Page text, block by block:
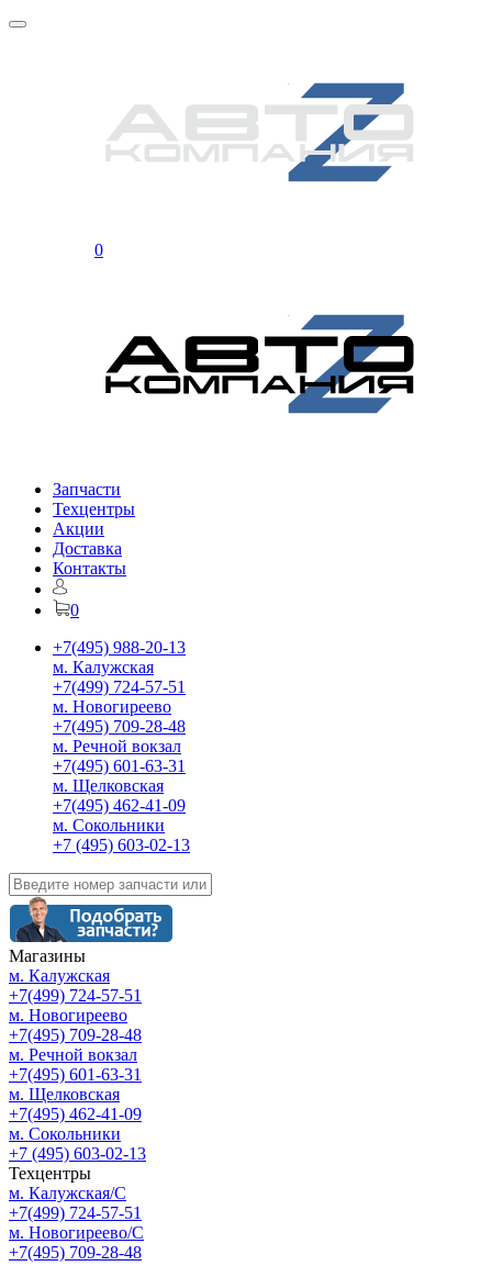
0
Запчасти
Техцентры
Акции
Доставка
Контакты
0
+7(495) 988-20-13
м. Калужская
+7(499) 724-57-51
м. Новогиреево
+7(495) 709-28-48
м. Речной вокзал
+7(495) 601-63-31
м. Щелковская
+7(495) 462-41-09
м. Сокольники
+7 (495) 603-02-13
Магазины
м. Калужская
+7(499) 724-57-51
м. Новогиреево
+7(495) 709-28-48
м. Речной вокзал
+7(495) 601-63-31
м. Щелковская
+7(495) 462-41-09
м. Сокольники
+7 (495) 603-02-13
Техцентры
м. Калужская/С
+7(499) 724-57-51
м. Новогиреево/С
+7(495) 709-28-48